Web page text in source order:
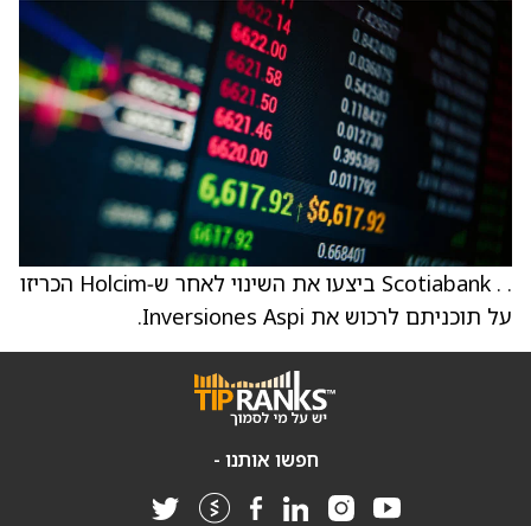
. . Scotiabank ביצעו את השינוי לאחר ש‑Holcim הכריזו
על תוכניתם לרכוש את Inversiones Aspi.
חפשו אותנו -